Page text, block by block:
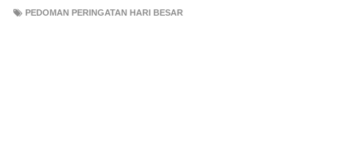
PEDOMAN PERINGATAN HARI BESAR